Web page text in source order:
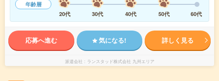
年齢層
20代
30代 40代 50代 60代
応募へ進む 気になる! 詳しく見る
派遣会社 ランスタッド株式会社 九州エリア